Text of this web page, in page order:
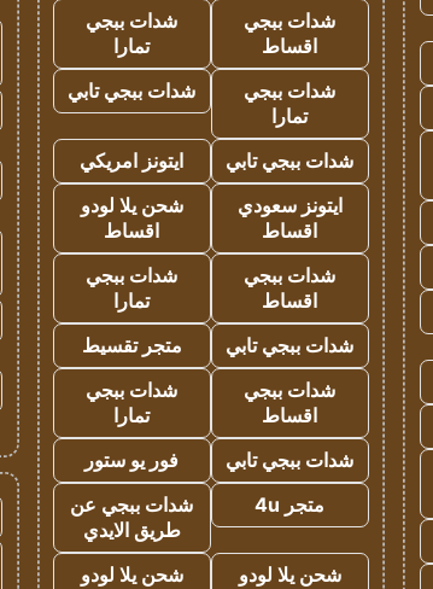
شدات ببجي
اقساط
شدات ببجي
تمارا
شدات ببجي
تمارا
شدات ببجي تابي
شدات ببجي تابي
ايتونز امريكي
ايتونز سعودي
اقساط
شحن يلا لودو
اقساط
شدات ببجي
اقساط
شدات ببجي
تمارا
شدات ببجي تابي
متجر تقسيط
شدات ببجي
اقساط
شدات ببجي
تمارا
شدات ببجي تابي
فور يو ستور
متجر 4u
شدات ببجي عن
طريق الايدي
شحن يلا لودو
شحن يلا لودو